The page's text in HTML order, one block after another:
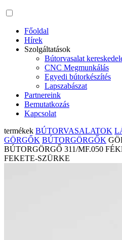
Főoldal
Hírek
Szolgáltatások
Bútorvasalat
CNC Megmunkálás
Egyedi bútorkészítés
Lapszabászat
Partnereink
Bemutatkozás
Kapcsolat
termékek BÚTORVASALATOK
GÖRGŐK BÚTORGÖRGŐK
BÚTORGÖRGŐ 311/MF.050
FEKETE-SZÜRKE